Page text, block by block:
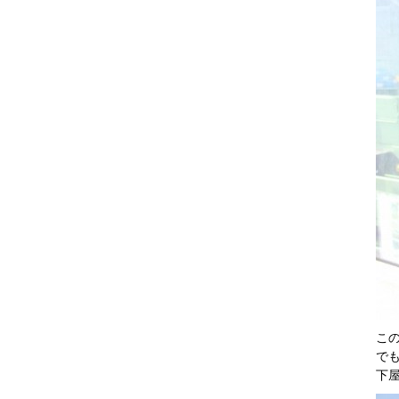
こ
で
下